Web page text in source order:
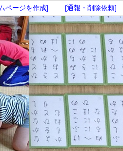
ページを作成] [通報・削除依頼]